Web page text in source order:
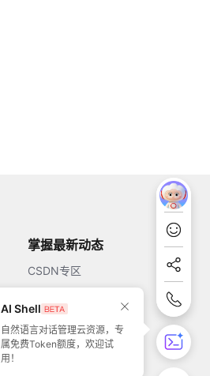
掌握最新动态
CSDN专区
51CTO
AI Shell
自然语言对话管理云资源，专
属免费Token额度，欢迎试
用！